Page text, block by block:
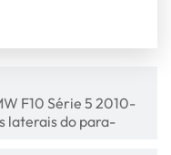
F10 Série 5 2010-
laterais do para-